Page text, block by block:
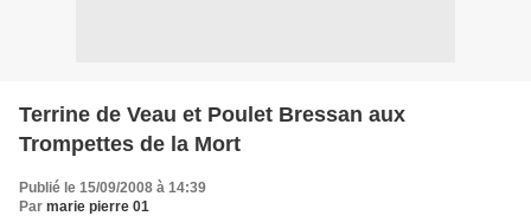
Terrine de Veau et Poulet Bressan aux
Trompettes de la Mort
Publié le 15/09/2008 à 14:39
Par marie pierre 01